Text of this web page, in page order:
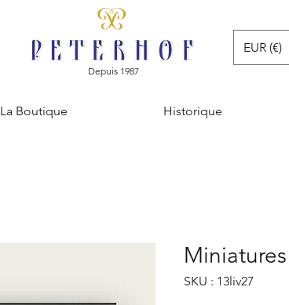
EUR (€)
Depuis 1987
La Boutique Historique
SKU : 13liv27